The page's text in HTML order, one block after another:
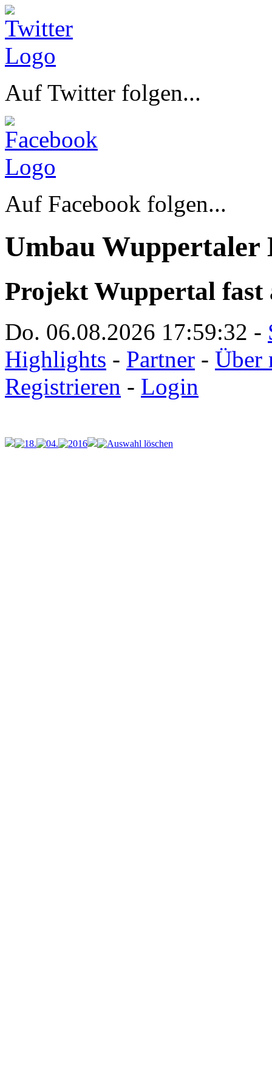
Auf Twitter folgen...
Auf Facebook folgen...
Umbau Wuppertaler
Projekt Wuppertal fast
Do. 06.08.2026 17:59:32 -
Highlights - Partner - Über
Registrieren - Login